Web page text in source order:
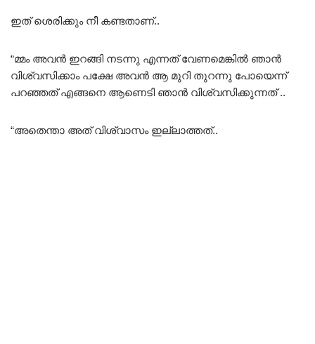
ഇത് ശെരിക്കും നീ കണ്ടതാണ്..
“മ്മം അവൻ ഇറങ്ങി നടന്നു എന്നത് വേണമെങ്കിൽ ഞാൻ
വിശ്വസിക്കാം പക്ഷേ അവൻ ആ മുറി തുറന്നു പോയെന്ന്
പറഞ്ഞത് എങ്ങനെ ആണെടി ഞാൻ വിശ്വസിക്കുന്നത് ..
“അതെന്താ അത് വിശ്വാസം ഇല്ലാത്തത്..